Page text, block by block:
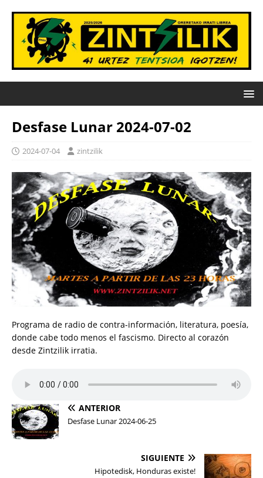
Desfase Lunar 2024-07-02
2024-07-04 zintzilik
Programa de radio de contra-información, literatura, poesía,
donde cabe todo menos el fascismo. Directo al corazón
desde Zintzilik irratia.
ANTERIOR
Desfase Lunar 2024-06-25
SIGUIENTE
Hipotedisk, Honduras existe!